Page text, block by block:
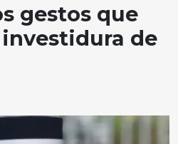
gestos que
de